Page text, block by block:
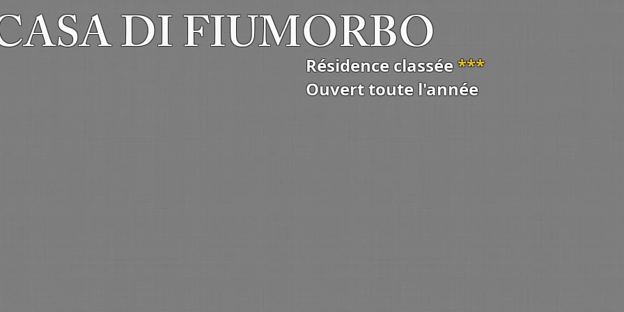
DI FIUMORBO
Résidence classée***
Ouvert toute l'année